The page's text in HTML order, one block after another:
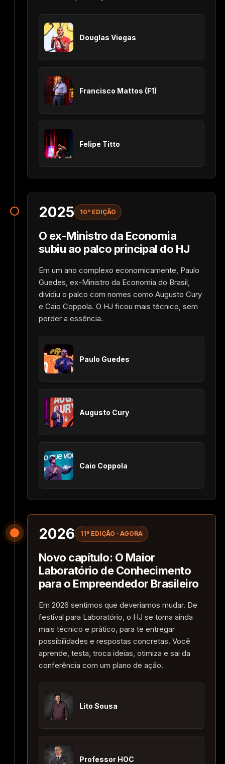
Douglas Viegas
Francisco Mattos (F1)
Felipe Titto
2025 10ª EDIÇÃO
O ex-Ministro da Economia
subiu ao palco principal do HJ
Em um ano complexo economicamente, Paulo
Guedes, ex-Ministro da Economia do Brasil,
dividiu o palco com nomes como Augusto Cury
e Caio Coppola. O HJ ficou mais técnico, sem
perder a essência.
Paulo Guedes
Augusto Cury
Caio Coppola
2026 11ª EDIÇÃO · AGORA
Novo capítulo: O Maior
Laboratório de Conhecimento
para o Empreendedor Brasileiro
Em 2026 sentimos que deveríamos mudar. De
festival para Laboratório, o HJ se torna ainda
mais técnico e prático, para te entregar
possibilidades e respostas concretas. Você
aprende, testa, troca ideias, otimiza e sai da
conferência com um plano de ação.
Lito Sousa
Professor HOC